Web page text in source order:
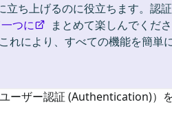
ち上げるのに役立ちます。認証
つに
まとめて楽しんでくだ
れにより、すべての機能を簡単
ーザー認証 (Authentication)）